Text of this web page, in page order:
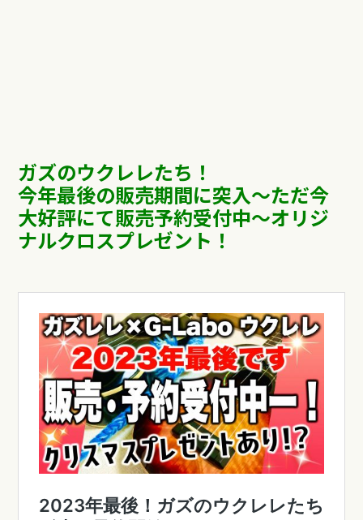
ガズのウクレレたち！
今年最後の販売期間に突入〜ただ今
大好評にて販売予約受付中～オリジ
ナルクロスプレゼント！